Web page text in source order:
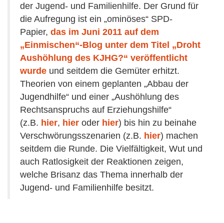
der Jugend- und Familienhilfe. Der Grund für
die Aufregung ist ein „ominöses“ SPD-
Papier, das im Juni 2011 auf dem
„Einmischen“-Blog unter dem Titel „Droht
Aushöhlung des KJHG?“ veröffentlicht
wurde und seitdem die Gemüter erhitzt.
Theorien von einem geplanten „Abbau der
Jugendhilfe“ und einer „Aushöhlung des
Rechtsanspruchs auf Erziehungshilfe“
(z.B. hier, hier oder hier) bis hin zu beinahe
Verschwörungsszenarien (z.B. hier) machen
seitdem die Runde. Die Vielfältigkeit, Wut und
auch Ratlosigkeit der Reaktionen zeigen,
welche Brisanz das Thema innerhalb der
Jugend- und Familienhilfe besitzt.